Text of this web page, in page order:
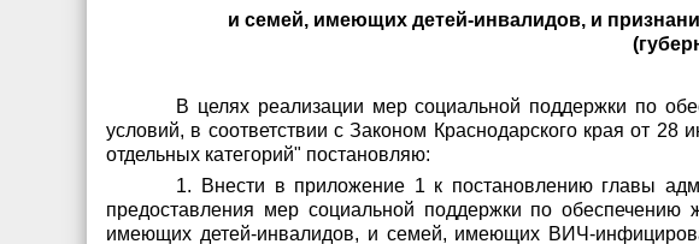
и семей, имеющих детей-инвалидов, и
В целях реализации мер социальной поддержки по
условий, в соответствии с Законом Краснодарского края от
отдельных категорий" постановляю:
1. Внести в приложение 1 к постановлению главы
предоставления мер социальной поддержки по
имеющих детей-инвалидов, и семей, имеющих ВИЧ-